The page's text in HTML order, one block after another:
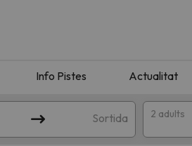
Info Pistes Actualitat
Sortida 2 adults